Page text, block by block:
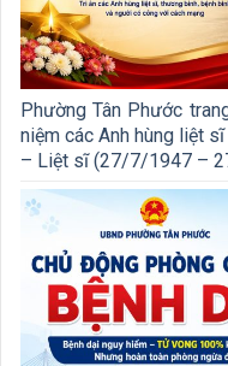
Phường Tân Phước
niệm các Anh hùng liệt
– Liệt sĩ (27/7/1947 –